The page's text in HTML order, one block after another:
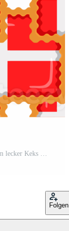
Muster Plätzchen mit Flagge Land Dänemark im lecker Keks Pro PNG
Folgen